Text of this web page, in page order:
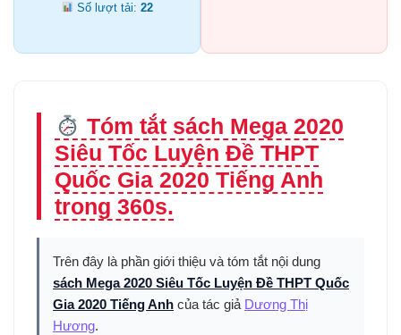
Số lượt tải:22
Tóm tắt sách Mega 2020
Siêu Tốc Luyện Đề THPT
Quốc Gia 2020 Tiếng Anh
trong 360s.
Trên đây là phần giới thiệu và tóm tắt nội dung
sách Mega 2020 Siêu Tốc Luyện Đề THPT Quốc
Gia 2020 Tiếng Anh của tác giả Dương Thị
Hương.